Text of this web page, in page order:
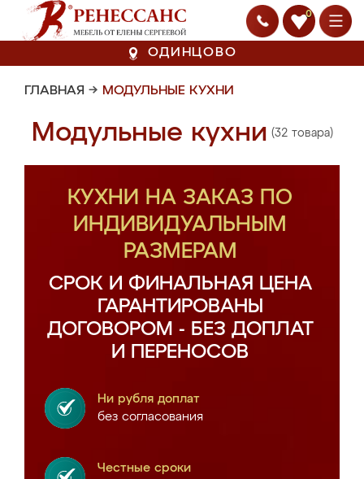
0
ОДИНЦОВО
ГЛАВНАЯ → МОДУЛЬНЫЕ КУХНИ
Модульные кухни (32 товара)
КУХНИ НА ЗАКАЗ ПО
ИНДИВИДУАЛЬНЫМ
РАЗМЕРАМ
СРОК И ФИНАЛЬНАЯ ЦЕНА
ГАРАНТИРОВАНЫ
ДОГОВОРОМ - БЕЗ ДОПЛАТ
И ПЕРЕНОСОВ
Ни рубля доплат
без согласования
Честные сроки